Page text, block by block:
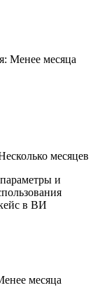
Менее месяца
месяцев
и
в ВИ
месяца